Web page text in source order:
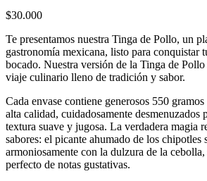
$30.000
Te presentamos nuestra Tinga de Pollo, un
gastronomía mexicana, listo para conquistar
bocado. Nuestra versión de la Tinga de
viaje culinario lleno de tradición y sabor.
Cada envase contiene generosos 550
alta calidad, cuidadosamente desmenuzados
textura suave y jugosa. La verdadera magia
sabores: el picante ahumado de los chipotles
armoniosamente con la dulzura de la
perfecto de notas gustativas.